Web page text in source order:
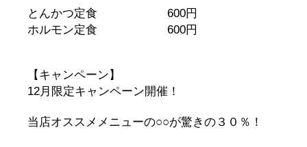
とんかつ定食 600円
ホルモン定食 600円
【キャンペーン】
12月限定キャンペーン開催！
当店オススメメニューの○○が驚きの３０％！